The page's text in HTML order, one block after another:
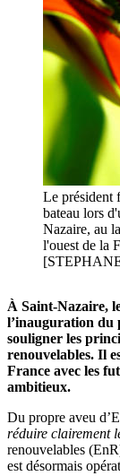
Le président
bateau lors
Nazaire, au
l'ouest de la
À Saint-Nazaire,
l’inauguration du
souligner les
renouvelables. Il
France avec les
ambitieux.
Du propre aveu
réduire clairement
renouvelables
est désormais